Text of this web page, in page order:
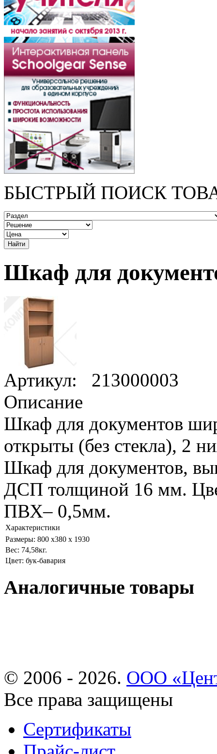
БЫСТРЫЙ ПОИСК
Шкаф для
Артикул:
213000003
Описание
Шкаф для документов
открыты (без стекла), 2
Шкаф для документов,
ДСП толщиной 16 мм.
ПВХ– 0,5мм.
Характеристики
Размеры: 800 x380 x 1930
Вес: 74,58кг.
Цвет: бук-бавария
Аналогичные товары
© 2006 - 2026. ООО
Все права защищены
Сертификаты